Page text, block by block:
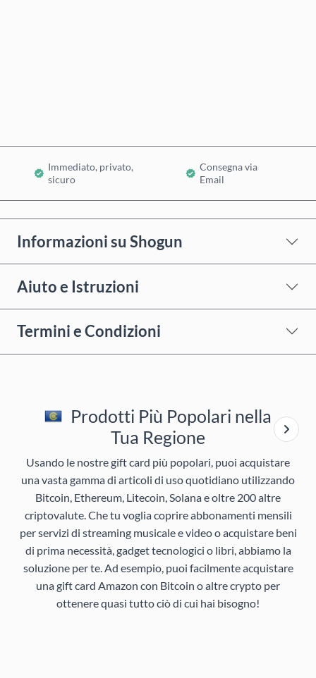
Immediato, privato,
sicuro
Consegna via
Email
Informazioni su Shogun
Aiuto e Istruzioni
Termini e Condizioni
Prodotti Più Popolari nella
Tua Regione
Usando le nostre gift card più popolari, puoi acquistare
una vasta gamma di articoli di uso quotidiano utilizzando
Bitcoin, Ethereum, Litecoin, Solana e oltre 200 altre
criptovalute. Che tu voglia coprire abbonamenti mensili
per servizi di streaming musicale e video o acquistare beni
di prima necessità, gadget tecnologici o libri, abbiamo la
soluzione per te. Ad esempio, puoi facilmente acquistare
una gift card Amazon con Bitcoin o altre crypto per
ottenere quasi tutto ciò di cui hai bisogno!